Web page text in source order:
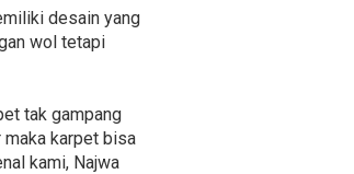
desain yang
wol tetapi
tak gampang
maka karpet bisa
kami, Najwa